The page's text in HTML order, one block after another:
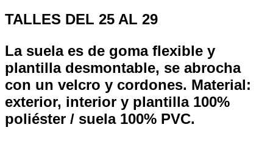
TALLES DEL 25 AL 29
La suela es de goma flexible y
plantilla desmontable, se abrocha
con un velcro y cordones. Material:
exterior, interior y plantilla 100%
poliéster / suela 100% PVC.